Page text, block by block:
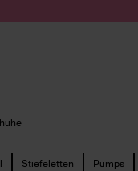
Stiefeletten Pumps